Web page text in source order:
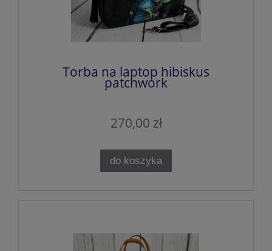
Torba na laptop hibiskus
patchwork
270,00 zł
do koszyka